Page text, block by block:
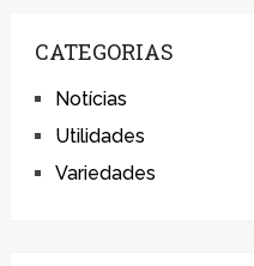
CATEGORIAS
Notícias
Utilidades
Variedades